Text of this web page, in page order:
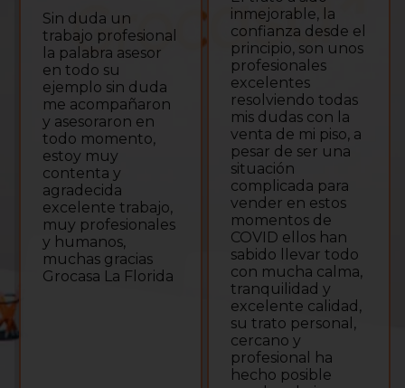
inmejorable, la
confianza desde el
principio, son unos
profesionales
excelentes
resolviendo todas
mis dudas con la
venta de mi piso, a
pesar de ser una
situación
complicada para
vender en estos
momentos de
COVID ellos han
sabido llevar todo
con mucha calma,
Ayer firmamos la
compra de un piso
y la atención
recibida en todo
momento por
todo el equipo de
Grocasa Hospitalet
ha sido exquisita,
muy cercanos y
siempre velando
por cada detalle.
Todo muy claro y
ágil en todo
momento. Muy
satisfechos con
ellos y darles mi
más sincera
enhorabuena por
su labor.